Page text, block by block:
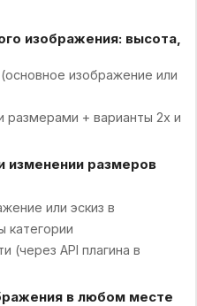
изображения: высота,
изображение или
размерами + варианты 2x и
изменении размеров
или эскиз в
категории
(через API плагина в
в любом месте